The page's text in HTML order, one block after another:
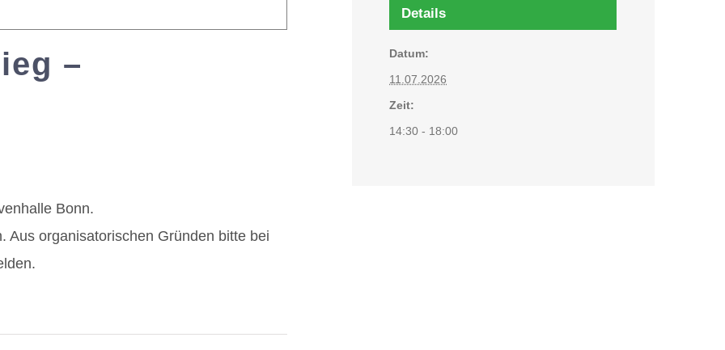
–
Bonn.
Aus organisatorischen Gründen bitte bei
Details
Datum:
11.07.2026
Zeit:
14:30 - 18:00